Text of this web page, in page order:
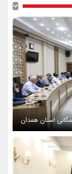
استان همدان